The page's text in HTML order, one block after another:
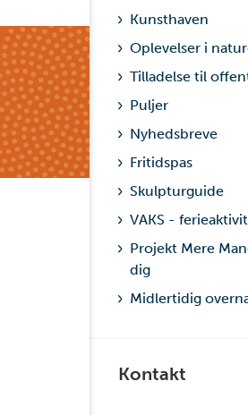
Kunsthaven
Oplevelser i
Tilladelse til
Puljer
Nyhedsbreve
Fritidspas
Skulpturguide
VAKS -
Projekt Mere
dig
Midlertidig
Kontakt